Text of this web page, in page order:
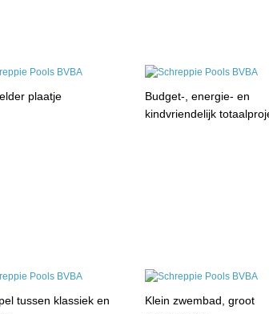
plaatje
Budget-, energie- en
kindvriendelijk
tussen klassiek en
Klein zwembad, groot